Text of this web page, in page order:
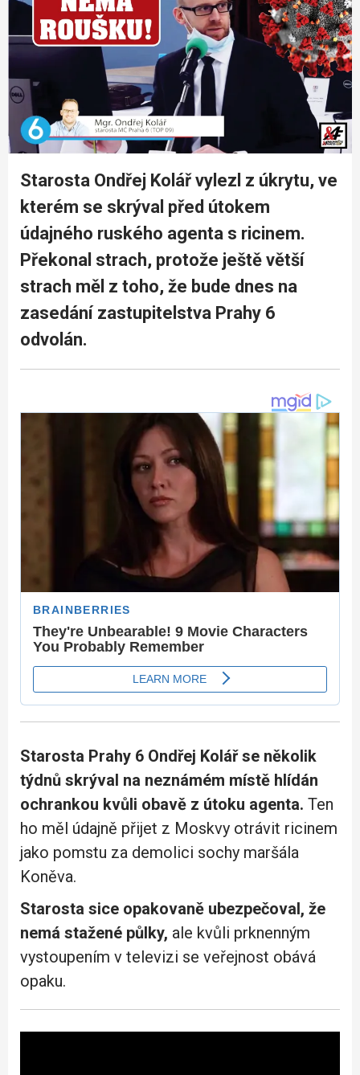
Starosta Ondřej Kolář vylezl z úkrytu, ve
kterém se skrýval před útokem
údajného ruského agenta s ricinem.
Překonal strach, protože ještě větší
strach měl z toho, že bude dnes na
zasedání zastupitelstva Prahy 6
odvolán.
Starosta Prahy 6 Ondřej Kolář se několik
týdnů skrýval na neznámém místě hlídán
ochrankou kvůli obavě z útoku agenta. Ten
ho měl údajně přijet z Moskvy otrávit ricinem
jako pomstu za demolici sochy maršála
Koněva.
Starosta sice opakovaně ubezpečoval, že
nemá stažené půlky, ale kvůli prknenným
vystoupením v televizi se veřejnost obává
opaku.